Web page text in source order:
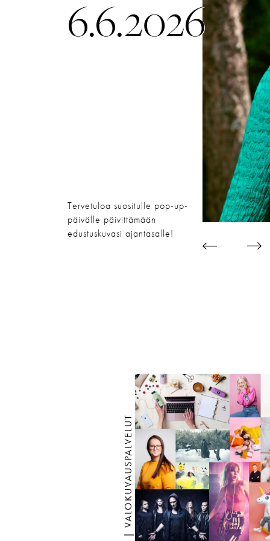
6.6.2026
Tervetuloa suositulle pop-up-
päivälle päivittämään
edustuskuvasi ajantasalle!